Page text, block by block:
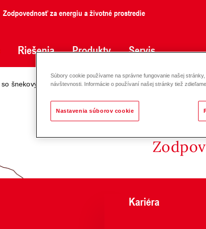
Zodpovednosť za energiu a životné prostredie
Riešenia Produkty Servis
šnekovým dopravníkom Sací systém so šnekom RAS
Kariéra
Súbory cookie používame na správne fungovanie našej
návštevnosti. Informácie o používaní našej stránky tiež
Nastavenia súborov cookie